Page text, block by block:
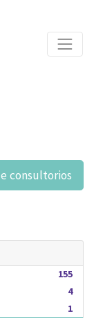
consultorios
155
4
1